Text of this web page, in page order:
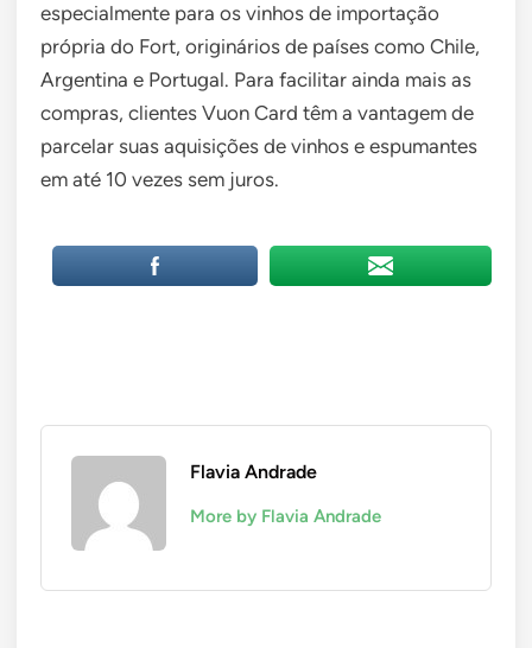
especialmente para os vinhos de importação
própria do Fort, originários de países como Chile,
Argentina e Portugal. Para facilitar ainda mais as
compras, clientes Vuon Card têm a vantagem de
parcelar suas aquisições de vinhos e espumantes
em até 10 vezes sem juros.
Flavia Andrade
More by Flavia Andrade